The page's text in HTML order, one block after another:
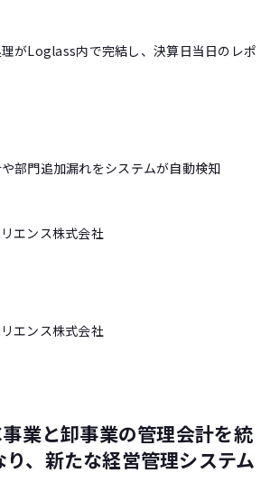
がLoglass内で完結し、決算日当日のレポ
部門追加漏れをシステムが自動検知
エンス株式会社
エンス株式会社
業と卸事業の管理会計を統
、新たな経営管理システム